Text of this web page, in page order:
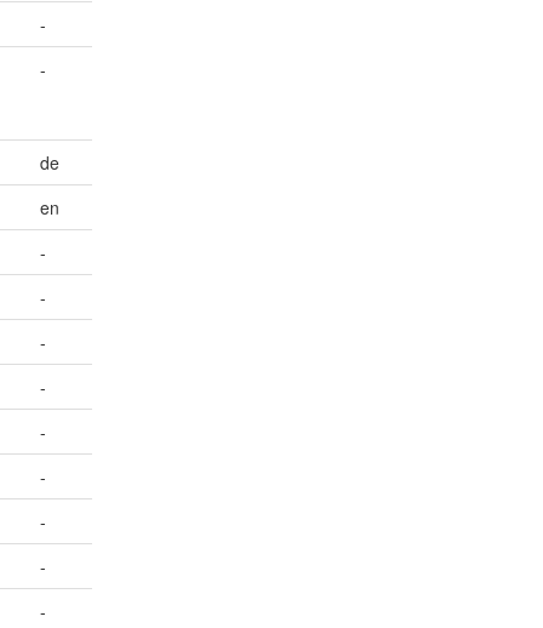
-
-
de
en
-
-
-
-
-
-
-
-
-